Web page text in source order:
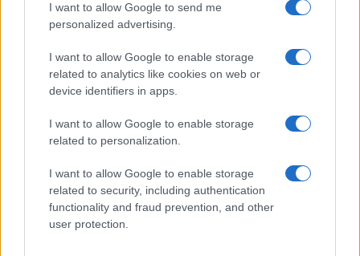
I want to allow Google to send me
personalized advertising.
I want to allow Google to enable storage
related to analytics like cookies on web or
device identifiers in apps.
I want to allow Google to enable storage
related to personalization.
I want to allow Google to enable storage
related to security, including authentication
functionality and fraud prevention, and other
user protection.
Θα δείτε μετά πως όλως τυχαίως οι φωτιές στην Ελλάδα θα
αμείλικτη και όχι να τους χαϊδεύει όπως κάνει τώρα. Και για να
βρεθούν μπροστά στο δικαστήριο πρέπει να τους πιάσεις
πρώτα…
Ο άλλος κάτω λέει “μα φυσικά και τιμωρούνται!” και ανέφερε
κάτι ποινές της πλάκας τύπου 3 χρόνια για χιλιάδες στρέμματα
Reply